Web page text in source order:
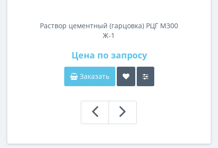
Раствор цементный (гарцовка) РЦГ М300
Ж-1
Цена по запросу
Заказать